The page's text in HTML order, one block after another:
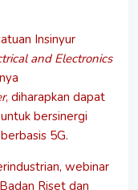
Insinyur
and Electronics
, diharapkan dapat
bersinergi
5G.
webinar
Riset dan